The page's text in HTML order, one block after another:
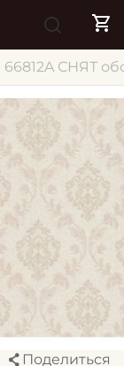
66812A СНЯТ
Поделиться